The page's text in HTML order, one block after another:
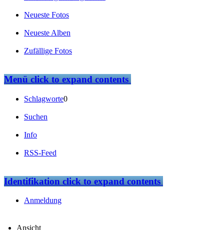
Neueste Fotos
Neueste Alben
Zufällige Fotos
Menüclick to expand contents
Schlagworte0
Suchen
Info
RSS-Feed
Identifikationclick to expand contents
Anmeldung
Ansicht